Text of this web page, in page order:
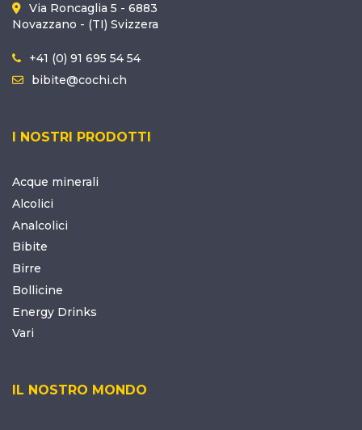
Via Roncaglia 5 - 6883
Novazzano - (TI) Svizzera
+41 (0) 91 695 54 54
bibite@cochi.ch
I NOSTRI PRODOTTI
Acque minerali
Alcolici
Analcolici
Bibite
Birre
Bollicine
Energy Drinks
Vari
IL NOSTRO MONDO